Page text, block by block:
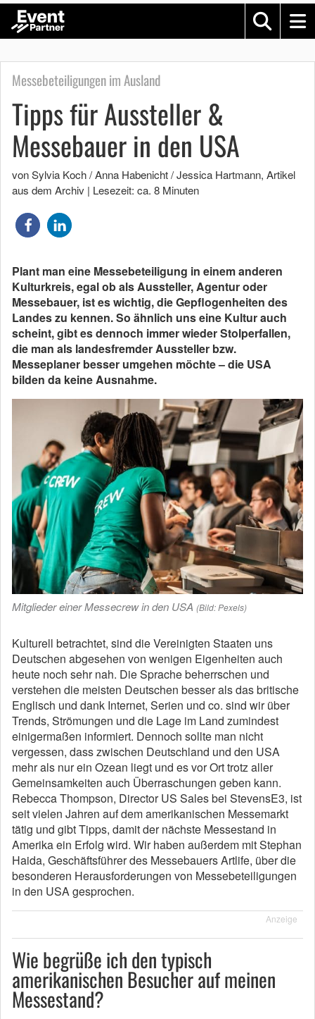
Messebeteiligungen im Ausland
Tipps für Aussteller &
Messebauer in den USA
von Sylvia Koch / Anna Habenicht / Jessica Hartmann, Artikel
aus dem Archiv | Lesezeit: ca. 8 Minuten
Plant man eine Messebeteiligung in einem anderen
Kulturkreis, egal ob als Aussteller, Agentur oder
Messebauer, ist es wichtig, die Gepflogenheiten des
Landes zu kennen. So ähnlich uns eine Kultur auch
scheint, gibt es dennoch immer wieder Stolperfallen,
die man als landesfremder Aussteller bzw.
Messeplaner besser umgehen möchte – die USA
bilden da keine Ausnahme.
Mitglieder einer Messecrew in den USA (Bild: Pexels)
Kulturell betrachtet, sind die Vereinigten Staaten uns
Deutschen abgesehen von wenigen Eigenheiten auch
heute noch sehr nah. Die Sprache beherrschen und
verstehen die meisten Deutschen besser als das britische
Englisch und dank Internet, Serien und co. sind wir über
Trends, Strömungen und die Lage im Land zumindest
einigermaßen informiert. Dennoch sollte man nicht
vergessen, dass zwischen Deutschland und den USA
mehr als nur ein Ozean liegt und es vor Ort trotz aller
Gemeinsamkeiten auch Überraschungen geben kann.
Rebecca Thompson, Director US Sales bei StevensE3, ist
seit vielen Jahren auf dem amerikanischen Messemarkt
tätig und gibt Tipps, damit der nächste Messestand in
Amerika ein Erfolg wird. Wir haben außerdem mit Stephan
Haida, Geschäftsführer des Messebauers Artlife, über die
besonderen Herausforderungen von Messebeteiligungen
in den USA gesprochen.
Anzeige
Wie begrüße ich den typisch
amerikanischen Besucher auf meinen
Messestand?